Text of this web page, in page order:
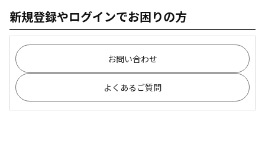
新規登録やログインでお困りの方
お問い合わせ
よくあるご質問